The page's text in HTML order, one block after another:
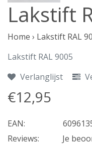
Lakstift
Home › Lakstift RAL
Lakstift RAL 9005
Verlanglijst
€12,95
EAN:
Reviews:
Je